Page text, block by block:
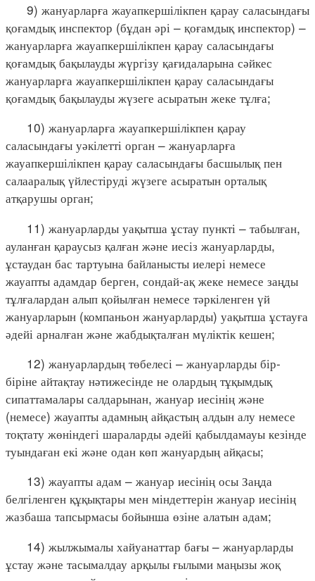
9) жануарларға жауапкершілікпен қарау саласындағы
қоғамдық инспектор (бұдан әрі – қоғамдық инспектор) –
жануарларға жауапкершілікпен қарау саласындағы
қоғамдық бақылауды жүргізу қағидаларына сәйкес
жануарларға жауапкершілікпен қарау саласындағы
қоғамдық бақылауды жүзеге асыратын жеке тұлға;
10) жануарларға жауапкершілікпен қарау
саласындағы уәкілетті орган – жануарларға
жауапкершілікпен қарау саласындағы басшылық пен
салааралық үйлестіруді жүзеге асыратын орталық
атқарушы орган;
11) жануарларды уақытша ұстау пункті – табылған,
ауланған қараусыз қалған және иесіз жануарларды,
ұстаудан бас тартуына байланысты иелері немесе
жауапты адамдар берген, сондай-ақ жеке немесе заңды
тұлғалардан алып қойылған немесе тәркіленген үй
жануарларын (компаньон жануарларды) уақытша ұстауға
әдейі арналған және жабдықталған мүліктік кешен;
12) жануарлардың төбелесі – жануарларды бір-
біріне айтақтау нәтижесінде не олардың тұқымдық
сипаттамалары салдарынан, жануар иесінің және
(немесе) жауапты адамның айқастың алдын алу немесе
тоқтату жөніндегі шараларды әдейі қабылдамауы кезінде
туындаған екі және одан көп жануардың айқасы;
13) жауапты адам – жануар иесінің осы Заңда
белгіленген құқықтары мен міндеттерін жануар иесінің
жазбаша тапсырмасы бойынша өзіне алатын адам;
14) жылжымалы хайуанаттар бағы – жануарларды
ұстау және тасымалдау арқылы ғылыми маңызы жоқ